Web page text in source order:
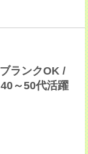
ランクOK /
～50代活躍